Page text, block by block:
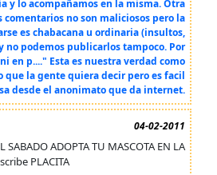
y lo acompañamos en la misma. Otra
comentarios no son maliciosos pero la
es chabacana u ordinaria (insultos,
no podemos publicarlos tampoco. Por
en p...." Esta es nuestra verdad como
que la gente quiera decir pero es facil
desde el anonimato que da internet.
04-02-2011
ADOPTA TU MASCOTA EN LA
PLACITA